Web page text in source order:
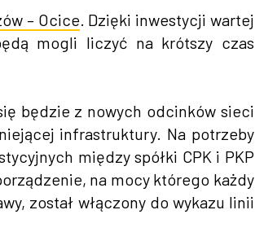
– Ocice. Dzięki inwestycji wartej
mogli liczyć na krótszy czas
będzie z nowych odcinków sieci
infrastruktury. Na potrzeby
między spółki CPK i PKP
na mocy którego każdy
został włączony do wykazu linii